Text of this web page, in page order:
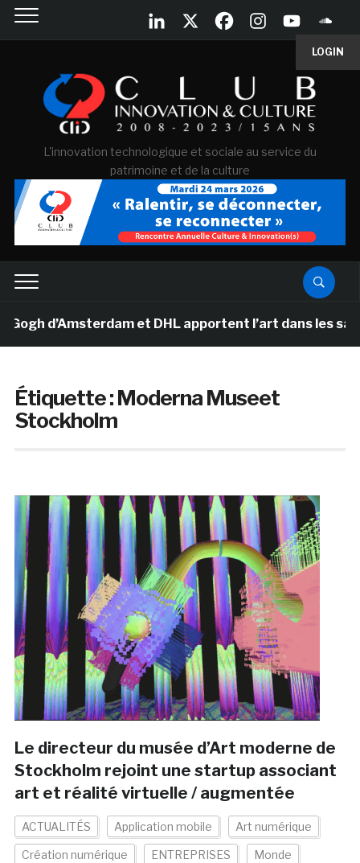
LOGIN
L'innovation technologique et sociale au service du
patrimoine et de la culture
d’Amsterdam et DHL apportent l’art dans les salles
Étiquette :Moderna Museet
Stockholm
Le directeur du musée d’Art moderne de
Stockholm rejoint une startup associant
art et réalité virtuelle / augmentée
ACTUALITÉS Application mobile Art numérique
Création numérique ENTREPRISES Monde